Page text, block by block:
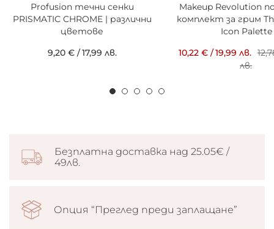
Рrofusion течни сенки
PRISMATIC CHROME | различни
цветове
9,20 €/17,99 лв.
Makeup Revolution
комплект за грим
Icon Palette
10,22 € /19,99 лв.
лв.
Безплатна доставка над 25.05€ /
49лв.
Опция “Преглед преди заплащане”